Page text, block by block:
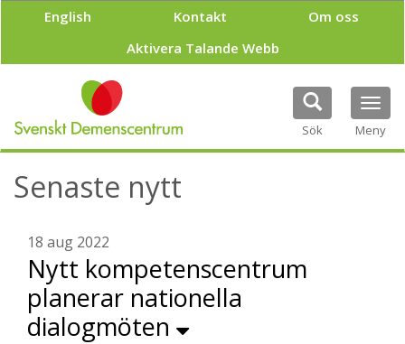
p
l
English Kontakt
Om oss
Aktivera Talande Webb
Sök Meny
Senaste nytt
18 aug 2022
Nytt kompetenscentrum
planerar nationella
dialogmöten